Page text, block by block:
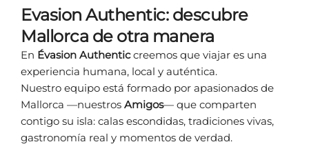
Evasion Authentic: descubre
Mallorca de otra manera
En Évasion Authenticcreemos que viajar es una
experiencia humana, local y auténtica.
Nuestro equipo está formado por apasionados de
Mallorca —nuestros Amigos— que comparten
contigo su isla: calas escondidas, tradiciones vivas,
gastronomía real y momentos de verdad.